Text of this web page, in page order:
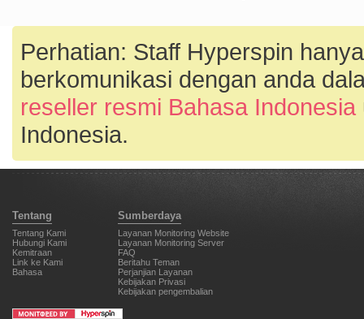
Perhatian: Staff Hyperspin
berkomunikasi dengan anda
reseller resmi Bahasa Indonesia
Indonesia.
Tentang
Tentang Kami
Hubungi Kami
Kemitraan
Link ke Kami
Bahasa
Sumberdaya
Layanan Monitoring Website
Layanan Monitoring Server
FAQ
Beritahu Teman
Perjanjian Layanan
Kebijakan Privasi
Kebijakan pengembalian